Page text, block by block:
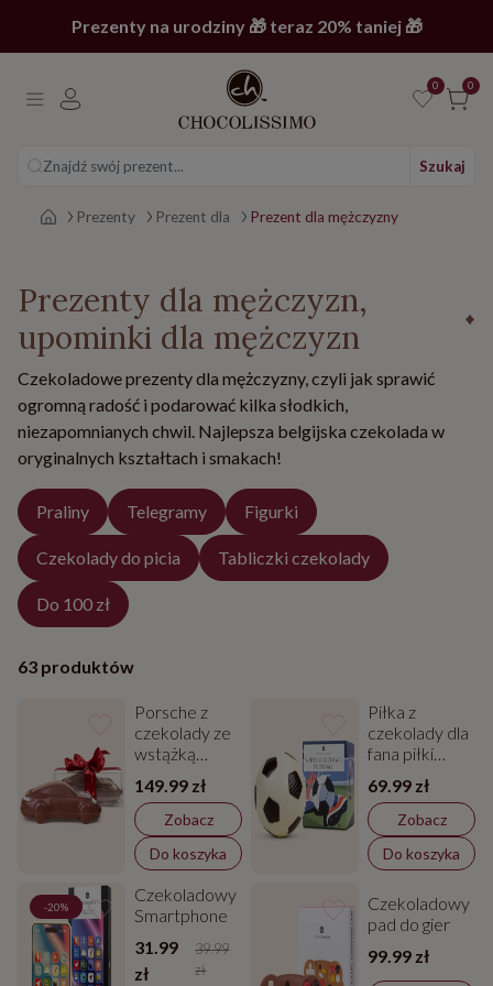
Prezenty na urodziny 🎁 teraz 20% taniej 🎁
0 0
Znajdź swój prezent... Szukaj
Strona główna
Prezenty Prezent dla Prezent dla mężczyzny
Prezenty dla mężczyzn,
upominki dla mężczyzn
Czekoladowe prezenty dla mężczyzny, czyli jak sprawić
ogromną radość i podarować kilka słodkich,
niezapomnianych chwil. Najlepsza belgijska czekolada w
oryginalnych kształtach i smakach!
Praliny Telegramy Figurki
Czekolady do picia Tabliczki czekolady
Do 100 zł
63 produktów
Porsche z
czekolady ze
wstążką
149.99 zł
Zobacz
Do koszyka
Piłka z
czekolady dla
fana piłki
69.99 zł
Zobacz
Do koszyka
-20%
Czekoladowy
Smartphone
31.99
zł
39.99
zł
Czekoladowy
pad do gier
99.99 zł